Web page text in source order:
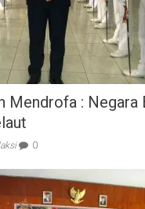
Mendrofa : Negara
0